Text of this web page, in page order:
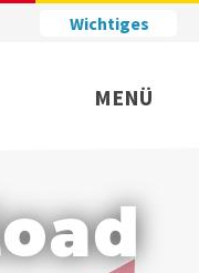
Wichtiges
MENÜ